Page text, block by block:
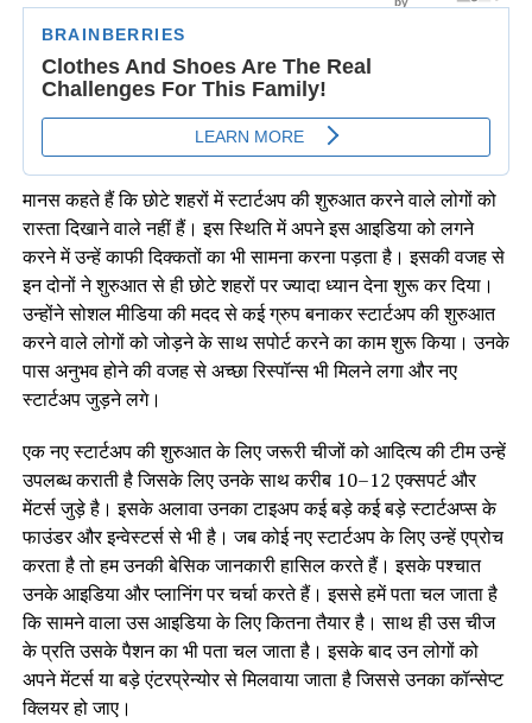
मानस कहते हैं कि छोटे शहरों में स्टार्टअप की शुरुआत करने वाले लोगों को
रास्ता दिखाने वाले नहीं हैं। इस स्थिति में अपने इस आइडिया को लगने
करने में उन्हें काफी दिक्कतों का भी सामना करना पड़ता है। इसकी वजह से
इन दोनों ने शुरुआत से ही छोटे शहरों पर ज्यादा ध्यान देना शुरू कर दिया।
उन्होंने सोशल मीडिया की मदद से कई ग्रुप बनाकर स्टार्टअप की शुरुआत
करने वाले लोगों को जोड़ने के साथ सपोर्ट करने का काम शुरू किया। उनके
पास अनुभव होने की वजह से अच्छा रिस्पॉन्स भी मिलने लगा और नए
स्टार्टअप जुड़ने लगे।
एक नए स्टार्टअप की शुरुआत के लिए जरूरी चीजों को आदित्य की टीम उन्हें
उपलब्ध कराती है जिसके लिए उनके साथ करीब 10–12 एक्सपर्ट और
मेंटर्स जुड़े है। इसके अलावा उनका टाइअप कई बड़े कई बड़े स्टार्टअप्स के
फाउंडर और इन्वेस्टर्स से भी है। जब कोई नए स्टार्टअप के लिए उन्हें एप्रोच
करता है तो हम उनकी बेसिक जानकारी हासिल करते हैं। इसके पश्चात
उनके आइडिया और प्लानिंग पर चर्चा करते हैं। इससे हमें पता चल जाता है
कि सामने वाला उस आइडिया के लिए कितना तैयार है। साथ ही उस चीज
के प्रति उसके पैशन का भी पता चल जाता है। इसके बाद उन लोगों को
अपने मेंटर्स या बड़े एंटरप्रेन्योर से मिलवाया जाता है जिससे उनका कॉन्सेप्ट
क्लियर हो जाए।